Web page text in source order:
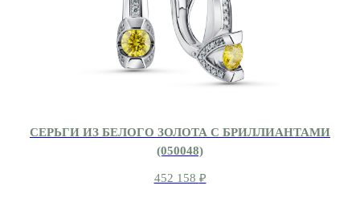
СЕРЬГИ ИЗ БЕЛОГО ЗОЛОТА С БРИЛЛИАНТАМИ
(050048)
452 158 ₽